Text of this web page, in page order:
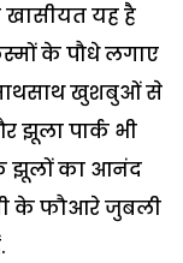
खासीयत यह है
के पौधे लगाए
खुशबुओं से
झूला पार्क भी
झूलों का आनंद
के फौआरे जुबली